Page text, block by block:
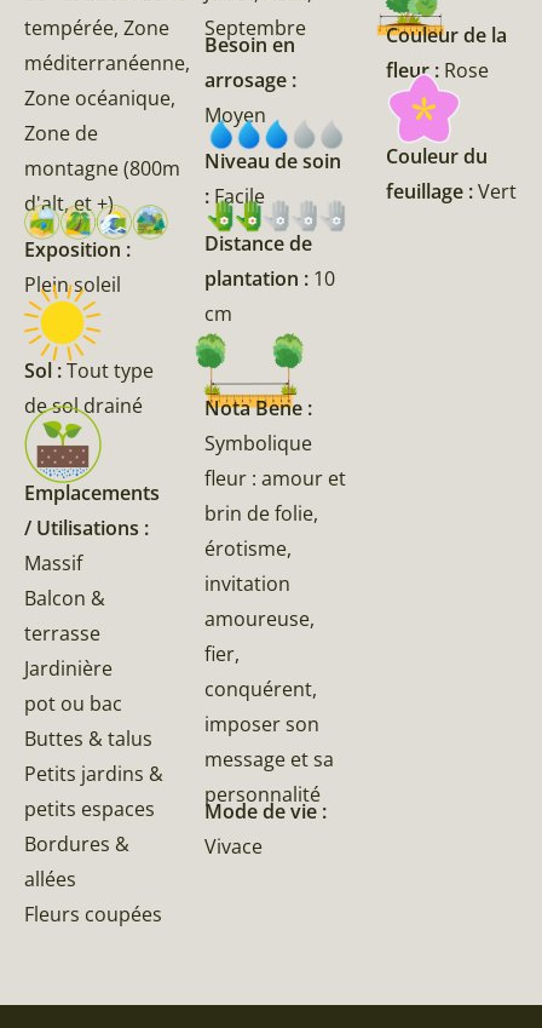
tempérée, Zone
méditerranéenne,
Zone océanique,
Zone de
montagne (800m
d'alt, et +)
Exposition :
Plein soleil
Sol :Tout type
de sol drainé
Emplacements
/ Utilisations :
Massif
Balcon &
terrasse
Jardinière
pot ou bac
Buttes & talus
Petits jardins &
petits espaces
Bordures &
allées
Fleurs coupées
Septembre
Besoin en
arrosage :
Moyen
Niveau de soin
: Facile
Distance de
plantation : 10
cm
Nota Bene :
Symbolique
fleur : amour et
brin de folie,
érotisme,
invitation
amoureuse,
fier,
conquérent,
imposer son
message et sa
personnalité
Mode de vie :
Vivace
Couleur de la
fleur : Rose
Couleur du
feuillage :Vert